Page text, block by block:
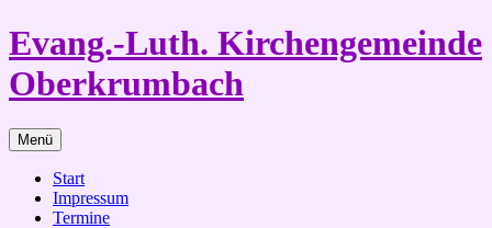
Zum
Inhalt
springen
Evang.-Luth. Kirchengemeinde
Oberkrumbach
Menü
Start
Impressum
Termine